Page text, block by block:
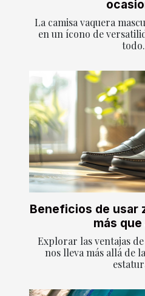
La camisa vaquera
en un ícono de
Beneficios de usar
más
Explorar las ventajas
nos lleva más allá de